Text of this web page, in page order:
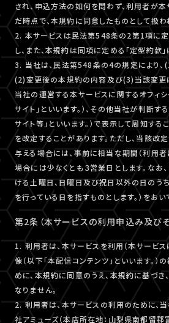
され、申込方法の如何を問わず、利用者が
だ時点で、本規約に同意したものとして扱わ
2. 本サービスは民法第548条の2第1項に定
し、また、本規約は同項に定める「定型約款」
3. 当社は、民法第548条の4の規定により、
(2)変更後の本規約の内容及び(3)当該変更
当社の運営する本サービスに関するオフィシ
サイト」といいます。）、その他当社が判断す
サイト等」といいます。）で表示して周知する
を改定することがあります。ただし、当該
与える場合には、事前に相当な期間（利用
場合には少なくとも３営業日とします。なお
ける土曜日、日曜日及び祝日以外の日のう
を行っている日を指すものとします。）をおい
第2条（本サービスの利用申込み及びそ
1. 利用者は、本サービスを利用（本サービ
像（以下「本配信コンテンツ」といいます。）
めに、本規約に同意のうえ、本規約に基づ
なりません。
2. 利用者は、本サービスの利用のために、
社アミューズ（本店所在地：山梨県南都留郡